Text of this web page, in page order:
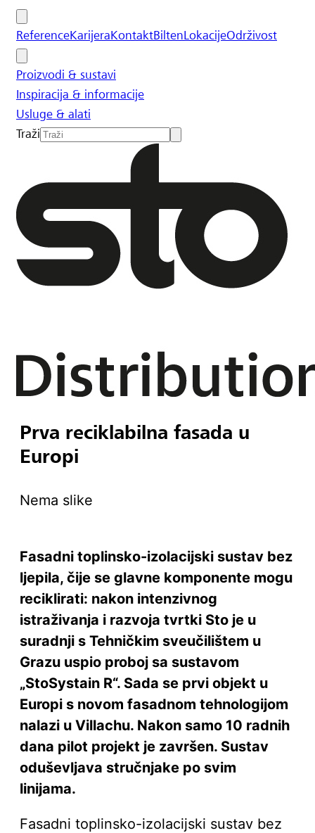
ReferenceKarijeraKontaktBiltenLokacijeOdrživost
Proizvodi & sustavi
Inspiracija & informacije
Usluge & alati
Traži
Prva reciklabilna fasada u
Europi
Nema slike
Fasadni toplinsko-izolacijski sustav bez
ljepila, čije se glavne komponente mogu
reciklirati: nakon intenzivnog
istraživanja i razvoja tvrtki Sto je u
suradnji s Tehničkim sveučilištem u
Grazu uspio proboj sa sustavom
„StoSystain R“. Sada se prvi objekt u
Europi s novom fasadnom tehnologijom
nalazi u Villachu. Nakon samo 10 radnih
dana pilot projekt je završen. Sustav
oduševljava stručnjake po svim
linijama.
Fasadni toplinsko-izolacijski sustav bez